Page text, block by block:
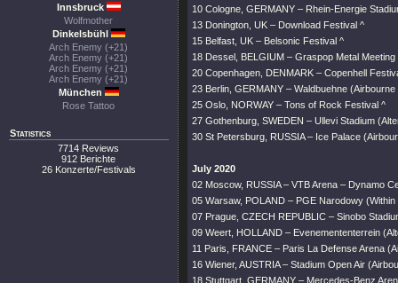
Innsbruck
Wolfmother
Dinkelsbühl
Arch Enemy (+21)
Arch Enemy (+21)
Arch Enemy (+21)
Arch Enemy (+21)
München
Rose Tattoo
Statistics
7714 Reviews
912 Berichte
26 Konzerte/Festivals
10 Cologne, GERMANY – Rhein-Energie
13 Donington, UK – Download Festival ^
15 Belfast, UK – Belsonic Festival ^
18 Dessel, BELGIUM – Graspop Metal Meeting
20 Copenhagen, DENMARK – Copenhell
23 Berlin, GERMANY – Waldbuehne
25 Oslo, NORWAY – Tons of Rock Festival ^
27 Gothenburg, SWEDEN – Ullevi Stadium
30 St Petersburg, RUSSIA – Ice Palace
July 2020
02 Moscow, RUSSIA – VTB Arena – Dynamo
05 Warsaw, POLAND – PGE Narodowy
07 Prague, CZECH REPUBLIC – Sinobo
09 Weert, HOLLAND – Evenemententerrein
11 Paris, FRANCE – Paris La Defense Arena
16 Wiener, AUSTRIA – Stadium Open Air
18 Stuttgart, GERMANY – Mercedes-Benz